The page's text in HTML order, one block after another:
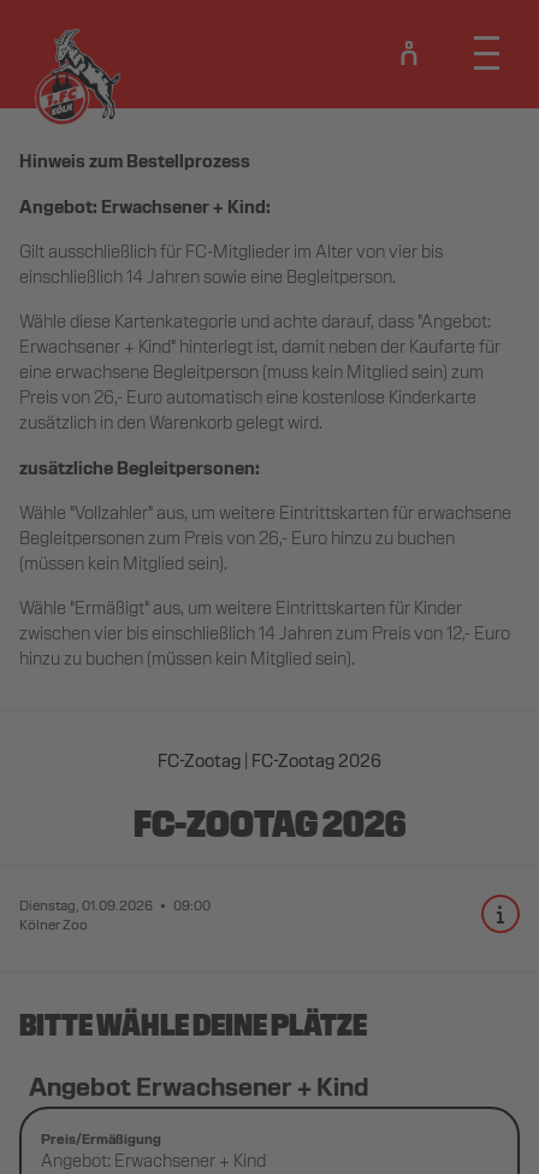
Hinweis zum Bestellprozess
Angebot: Erwachsener + Kind:
Gilt ausschließlich für FC-Mitglieder im Alter von vier bis
einschließlich 14 Jahren sowie eine Begleitperson.
Wähle diese Kartenkategorie und achte darauf, dass "Angebot:
Erwachsener + Kind" hinterlegt ist, damit neben der Kaufarte für
eine erwachsene Begleitperson (muss kein Mitglied sein) zum
Preis von 26,- Euro automatisch eine kostenlose Kinderkarte
zusätzlich in den Warenkorb gelegt wird.
zusätzliche Begleitpersonen:
Wähle "Vollzahler" aus, um weitere Eintrittskarten für erwachsene
Begleitpersonen zum Preis von 26,- Euro hinzu zu buchen
(müssen kein Mitglied sein).
Wähle "Ermäßigt" aus, um weitere Eintrittskarten für Kinder
zwischen vier bis einschließlich 14 Jahren zum Preis von 12,- Euro
hinzu zu buchen (müssen kein Mitglied sein).
FC-Zootag FC-Zootag 2026
FC-ZOOTAG 2026
Dienstag, 01.09.2026
09:00
Kölner Zoo
BITTE WÄHLE DEINE PLÄTZE
Angebot Erwachsener + Kind
Preis/Ermäßigung
Angebot: Erwachsener + Kind